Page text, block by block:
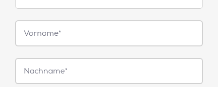
Vorname*
Nachname*